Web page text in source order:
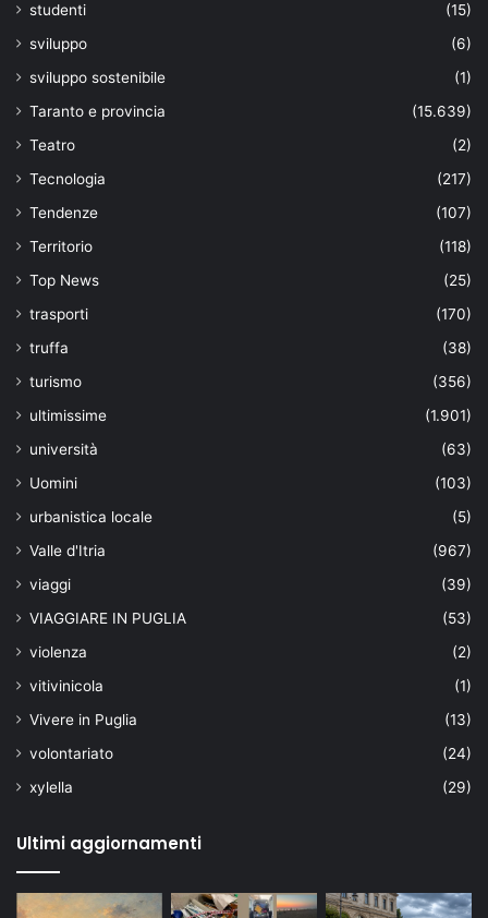
studenti
(15)
sviluppo
(6)
sviluppo sostenibile
(1)
Taranto e provincia
(15.639)
Teatro
(2)
Tecnologia
(217)
Tendenze
(107)
Territorio
(118)
Top News
(25)
trasporti
(170)
truffa
(38)
turismo
(356)
ultimissime
(1.901)
università
(63)
Uomini
(103)
urbanistica locale
(5)
Valle d'Itria
(967)
viaggi
(39)
VIAGGIARE IN PUGLIA
(53)
violenza
(2)
vitivinicola
(1)
Vivere in Puglia
(13)
volontariato
(24)
xylella
(29)
Ultimi aggiornamenti